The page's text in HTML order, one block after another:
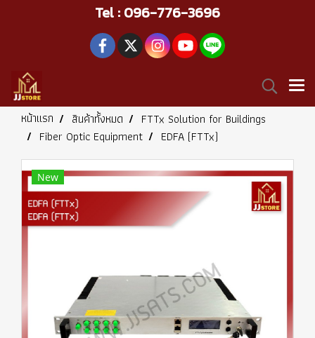
Tel : 096-776-3696
หน้าแรก สินค้าทั้งหมด
FTTx Solution for Buildings
Fiber Optic Equipment
EDFA (FTTx)
New